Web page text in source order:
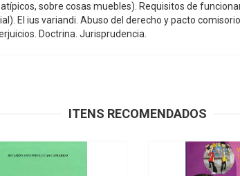
sobre cosas muebles). Requisitos de
El ius variandi. Abuso del derecho y pacto
Doctrina. Jurisprudencia.
ITENS RECOMENDADOS